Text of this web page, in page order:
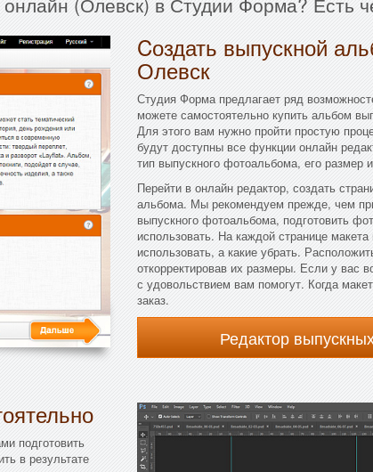
Cоздать выпускной
Олевск
Студия Форма предлагает ряд
можете самостоятельно купить альбом
Для этого вам нужно пройти простую
будут доступны все функции онлайн
тип выпускного фотоальбома, его размер
Перейти в онлайн редактор, создать
альбома. Мы рекомендуем прежде, чем
выпускного фотоальбома, подготовить
использовать. На каждой странице
использовать, а какие убрать.
откорректировав их размеры. Если у вас
с удовольствием вам помогут. Когда
заказ.
Редактор
подготовить
в результате